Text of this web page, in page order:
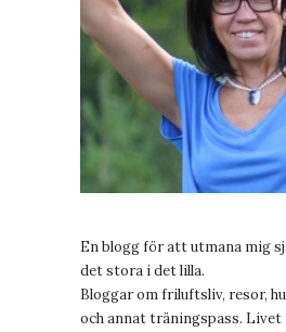
En blogg för att utmana mig
det stora i det lilla.
Bloggar om friluftsliv, resor,
och annat träningspass. Livet